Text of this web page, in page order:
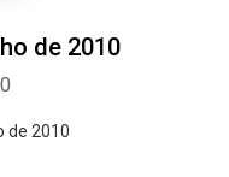
de 2010
de 2010